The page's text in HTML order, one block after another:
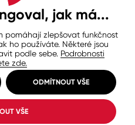
používání souborů cookie
cookies
COLORLAK
inCUBE
jak má...
pomáhají zlepšovat funkčnost
ho používáte. Některé jsou
podle sebe. Podrobnosti
zde.
ODMÍTNOUT VŠE
VŠE